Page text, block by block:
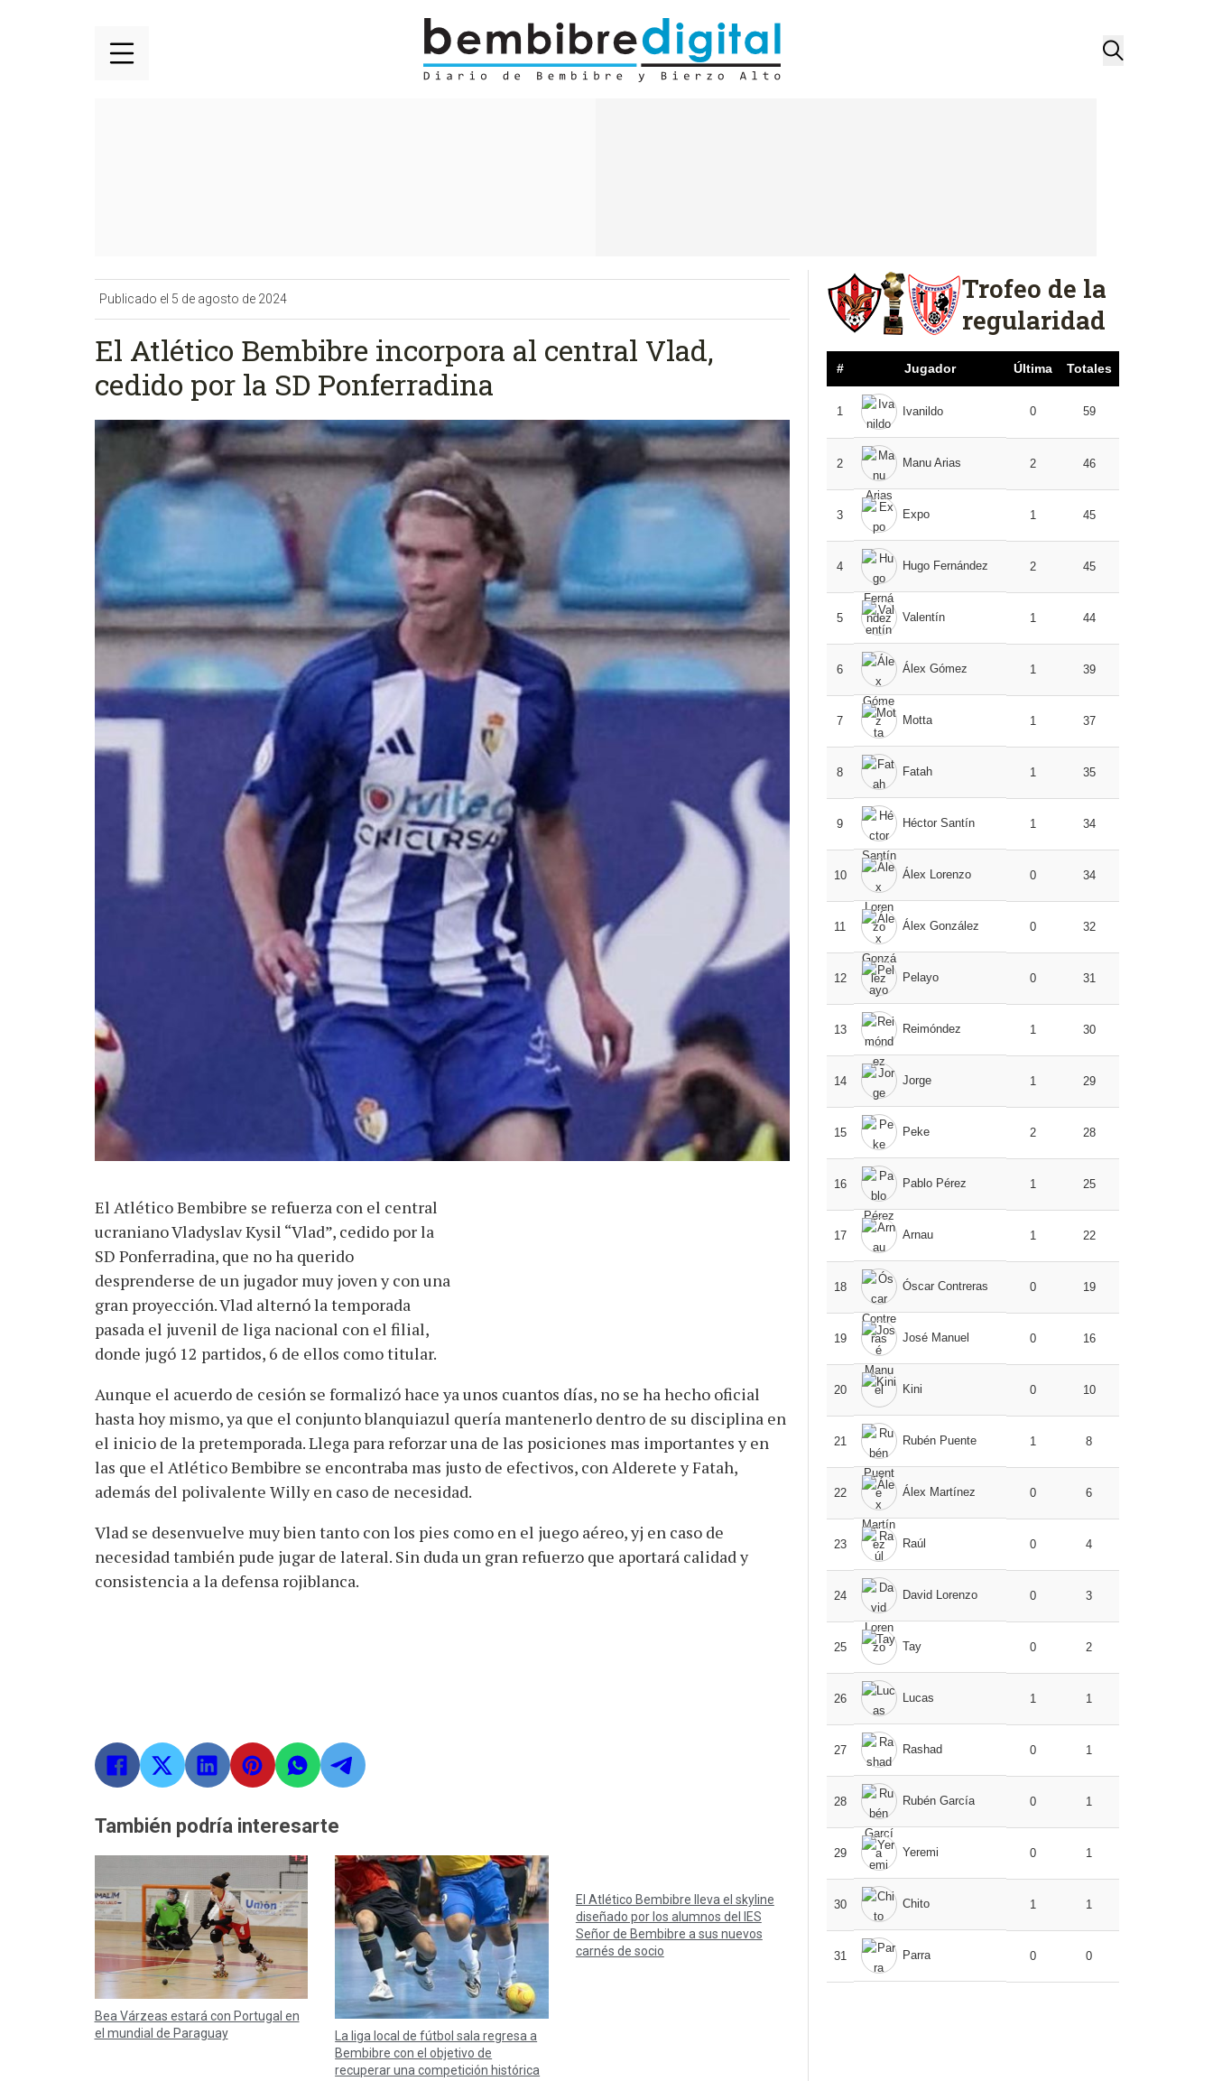
Publicado el 5 de agosto de 2024
El Atlético Bembibre incorpora al central Vlad,
cedido por la SD Ponferradina
El Atlético Bembibre se refuerza con el central
ucraniano Vladyslav Kysil “Vlad”, cedido por la
SD Ponferradina, que no ha querido
desprenderse de un jugador muy joven y con una
gran proyección. Vlad alternó la temporada
pasada el juvenil de liga nacional con el filial,
donde jugó 12 partidos, 6 de ellos como titular.
Aunque el acuerdo de cesión se formalizó hace ya unos cuantos días, no se ha hecho oficial
hasta hoy mismo, ya que el conjunto blanquiazul quería mantenerlo dentro de su disciplina en
el inicio de la pretemporada. Llega para reforzar una de las posiciones mas importantes y en
las que el Atlético Bembibre se encontraba mas justo de efectivos, con Alderete y Fatah,
además del polivalente Willy en caso de necesidad.
Vlad se desenvuelve muy bien tanto con los pies como en el juego aéreo, yj en caso de
necesidad también pude jugar de lateral. Sin duda un gran refuerzo que aportará calidad y
consistencia a la defensa rojiblanca.
También podría interesarte
Bea Várzeas estará con Portugal en
el mundial de Paraguay
La liga local de fútbol sala regresa a
Bembibre con el objetivo de
recuperar una competición histórica
El Atlético Bembibre lleva el skyline
diseñado por los alumnos del IES
Señor de Bembibre a sus nuevos
carnés de socio
Trofeo de la
regularidad
# Jugador Última Totales
1 Ivanildo 0 59
2 Manu Arias 2 46
3 Expo 1 45
4 Hugo Fernández 2 45
5 Valentín 1 44
6 Álex Gómez 1 39
7 Motta 1 37
8 Fatah 1 35
9 Héctor Santín 1 34
10 Álex Lorenzo 0 34
11 Álex González 0 32
12 Pelayo 0 31
13 Reimóndez 1 30
14 Jorge 1 29
15 Peke 2 28
16 Pablo Pérez 1 25
17 Arnau 1 22
18 Óscar Contreras 0 19
19 José Manuel 0 16
20 Kini 0 10
21 Rubén Puente 1 8
22 Álex Martínez 0 6
23 Raúl 0 4
24 David Lorenzo 0 3
25 Tay 0 2
26 Lucas 1 1
27 Rashad 0 1
28 Rubén García 0 1
29 Yeremi 0 1
30 Chito 1 1
31 Parra 0 0